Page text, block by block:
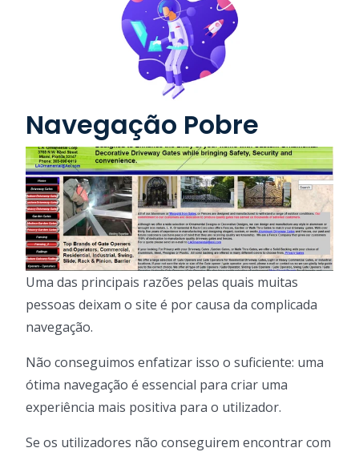
Navegação Pobre
Uma das principais razões pelas quais muitas
pessoas deixam o site é por causa da complicada
navegação.
Não conseguimos enfatizar isso o suficiente: uma
ótima navegação é essencial para criar uma
experiência mais positiva para o utilizador.
Se os utilizadores não conseguirem encontrar com